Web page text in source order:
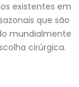
existentes em
que são
mundialmente
cirúrgica.